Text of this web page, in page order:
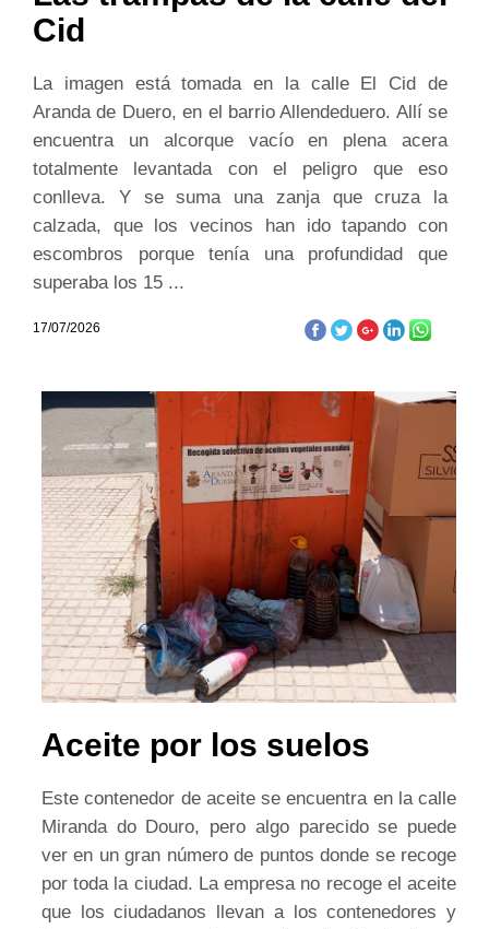
Cid
La imagen está tomada en la calle El Cid de
Aranda de Duero, en el barrio Allendeduero. Allí se
encuentra un alcorque vacío en plena acera
totalmente levantada con el peligro que eso
conlleva. Y se suma una zanja que cruza la
calzada, que los vecinos han ido tapando con
escombros porque tenía una profundidad que
superaba los 15 ...
17/07/2026
Aceite por los suelos
Este contenedor de aceite se encuentra en la calle
Miranda do Douro, pero algo parecido se puede
ver en un gran número de puntos donde se recoge
por toda la ciudad. La empresa no recoge el aceite
que los ciudadanos llevan a los contenedores y